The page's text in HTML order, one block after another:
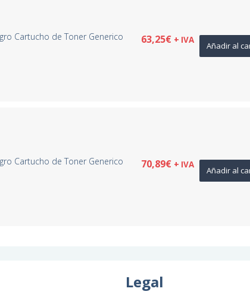
Cartucho de Toner Generico
63,25€ + IVA
Añadir al
Cartucho de Toner Generico
70,89€ + IVA
Añadir al
Legal